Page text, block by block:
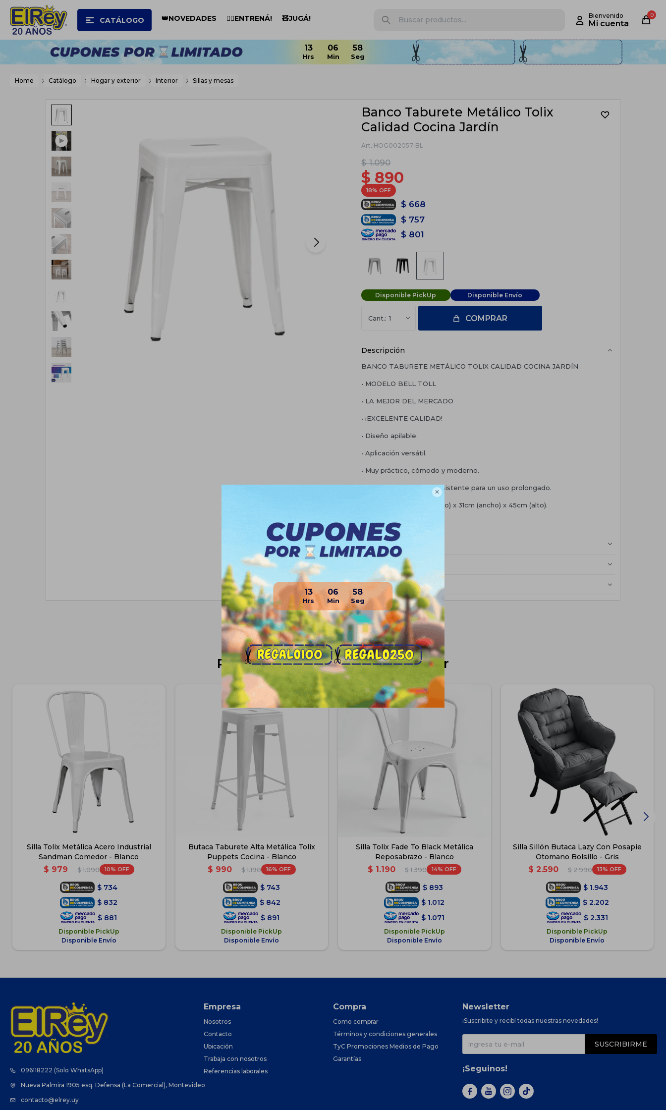

13 06 58
CATÁLOGO 👑NOVEDADES 🏋️‍♂️ENTRENÁ! 🧸JUGÁ! 0
Home Catálogo Hogar y exterior Interior Sillas y mesas
Banco Taburete Metálico Tolix
Calidad Cocina Jardín
HOG002057-BL
$ 1.090
$ 890
18
$ 668
$ 757
$ 801
Disponible PickUp Disponible Envío
1 COMPRAR
Descripción
BANCO TABURETE METÁLICO TOLIX CALIDAD COCINA JARDÍN
• MODELO BELL TOLL
• LA MEJOR DEL MERCADO
• ¡EXCELENTE CALIDAD!
• Diseño apilable.
• Aplicación versátil.
• Muy práctico, cómodo y moderno.
• Construido en metal resistente para un uso prolongado.
• Dimensiones: 31cm (largo) x 31cm (ancho) x 45cm (alto).
• Soporta hasta 150 kg.
Planes de cuotas
Envíos
Medios de pago
Productos que te pueden interesar
Silla Tolix Metálica Acero Industrial
Sandman Comedor - Blanco
$ 979 $ 1.090 10
$ 734
$ 832
$ 881
Disponible PickUp
Disponible Envío
Butaca Taburete Alta Metálica Tolix
Puppets Cocina - Blanco
$ 990 $ 1.190 16
$ 743
$ 842
$ 891
Disponible PickUp
Disponible Envío
Silla Tolix Fade To Black Metálica
Reposabrazo - Blanco
$ 1.190 $ 1.390 14
$ 893
$ 1.012
$ 1.071
Disponible PickUp
Disponible Envío
Silla Sillón Butaca Lazy Con Posapie
Otomano Bolsillo - Gris
$ 2.590 $ 2.990 13
$ 1.943
$ 2.202
$ 2.331
Disponible PickUp
Disponible Envío
096118222 (Solo WhatsApp)
Nueva Palmira 1905 esq. Defensa (La Comercial), Montevideo
contacto@elrey.uy
Empresa
Nosotros
Contacto
Ubicación
Trabaja con nosotros
Referencias laborales
Compra
Como comprar
Términos y condiciones generales
TyC Promociones Medios de Pago
Garantías
Newsletter
¡Suscribite y recibí todas nuestras novedades!
SUSCRIBIRME
¡Seguinos!
  